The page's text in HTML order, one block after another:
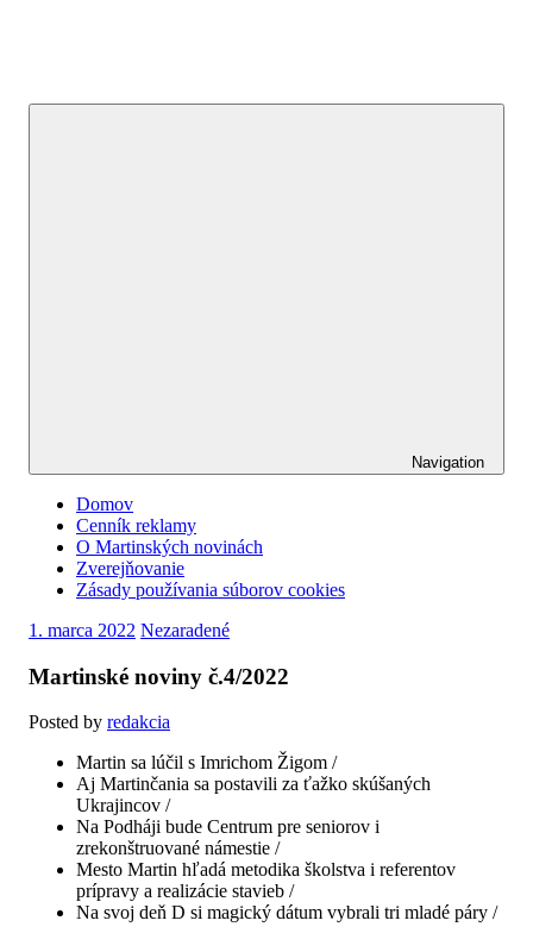
Navigation
Domov
Cenník reklamy
O Martinských novinách
Zverejňovanie
Zásady používania súborov cookies
1. marca 2022 Nezaradené
Martinské noviny č.4/2022
Posted by redakcia
Martin sa lúčil s Imrichom Žigom /
Aj Martinčania sa postavili za ťažko skúšaných
Ukrajincov /
Na Podháji bude Centrum pre seniorov i
zrekonštruované námestie /
Mesto Martin hľadá metodika školstva i referentov
prípravy a realizácie stavieb /
Na svoj deň D si magický dátum vybrali tri mladé páry /